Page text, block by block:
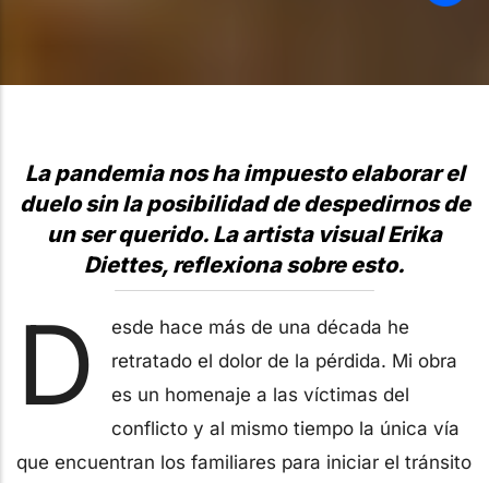
La pandemia nos ha impuesto elaborar el
duelo sin la posibilidad de despedirnos de
un ser querido. La artista visual Erika
Diettes, reflexiona sobre esto.
D
esde hace más de una década he
retratado el dolor de la pérdida. Mi obra
es un homenaje a las víctimas del
conflicto y al mismo tiempo la única vía
que encuentran los familiares para iniciar el tránsito